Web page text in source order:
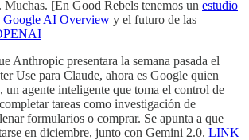
Muchas. [En Good Rebels tenemos un estudio
Google AI Overview y el futuro de las
Anthropic presentara la semana pasada el
Use para Claude, ahora es Google quien
un agente inteligente que toma el control de
tareas como investigación de
formularios o comprar. Se apunta a que
en diciembre, junto con Gemini 2.0. LINK